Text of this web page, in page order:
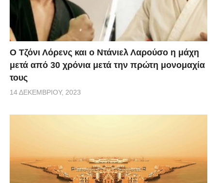
Ο Τζόνι Λόρενς και ο Ντάνιελ Λαρούσο η μάχη
μετά από 30 χρόνια μετά την πρώτη μονομαχία
τους
14 ΔΕΚΕΜΒΡΊΟΥ, 2023